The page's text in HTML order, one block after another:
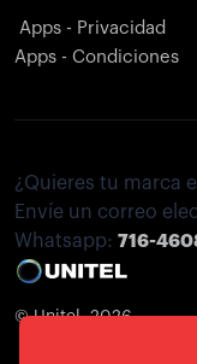
Apps - Privacidad
Apps - Condiciones
¿Quieres tu marca
Envíe un correo
Whatsapp: 716-
© Unitel. 2026